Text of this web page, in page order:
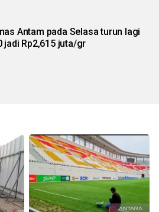
Antam pada Selasa turun lagi
jadi Rp2,615 juta/gr